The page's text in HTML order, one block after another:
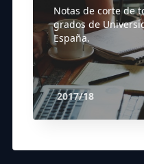
Notas de corte de
grados de
España.
2017/18